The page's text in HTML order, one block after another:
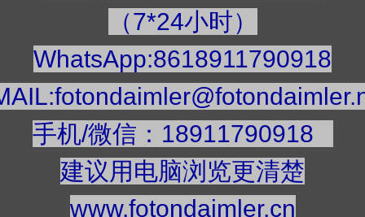
（7*24小时）
WhatsApp:8618911790918
手机/微信：18911790918
建议用电脑浏览更清楚
www.fotondaimler.cn